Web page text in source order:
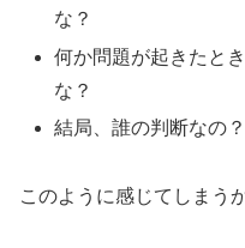
な？
何か問題が起きたと
な？
結局、誰の判断なの？
このように感じてしまう